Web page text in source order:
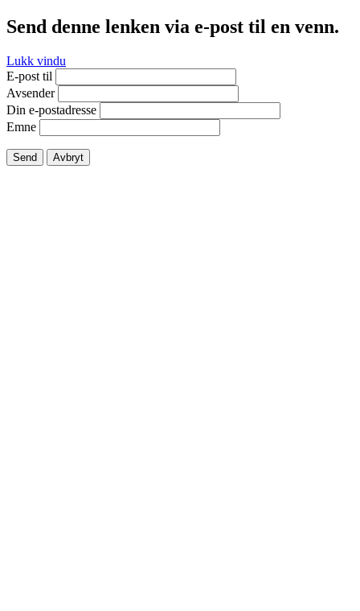
Send denne lenken via e-post til en venn.
Lukk vindu
E-post til
Avsender
Din e-postadresse
Emne
Send Avbryt